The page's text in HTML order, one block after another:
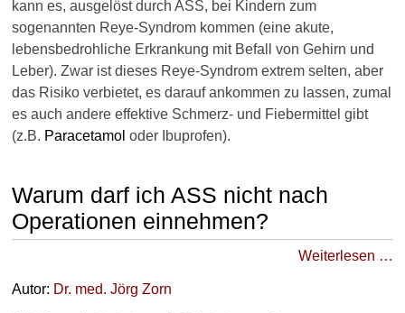
kann es, ausgelöst durch ASS, bei Kindern zum
sogenannten Reye-Syndrom kommen (eine akute,
lebensbedrohliche Erkrankung mit Befall von Gehirn und
Leber). Zwar ist dieses Reye-Syndrom extrem selten, aber
das Risiko verbietet, es darauf ankommen zu lassen, zumal
es auch andere effektive Schmerz- und Fiebermittel gibt
(z.B. Paracetamol oder Ibuprofen).
Warum darf ich ASS nicht nach
Operationen einnehmen?
Weiterlesen …
Autor: Dr. med. Jörg Zorn